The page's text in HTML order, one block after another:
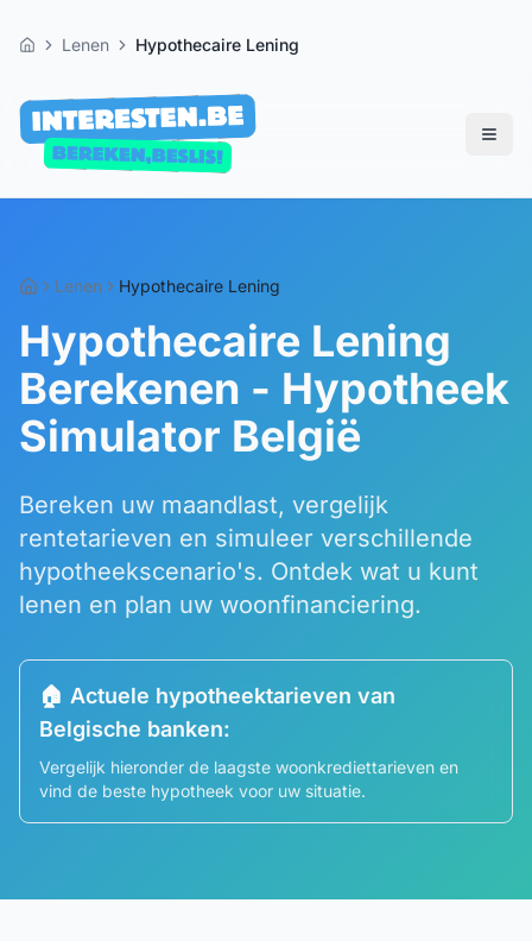
Home Lenen Hypothecaire Lening
Lenen Hypothecaire Lening
Hypothecaire Lening
Berekenen - Hypotheek
Simulator België
Bereken uw maandlast, vergelijk
rentetarieven en simuleer verschillende
hypotheekscenario's. Ontdek wat u kunt
lenen en plan uw woonfinanciering.
🏠 Actuele hypotheektarieven van
Belgische banken:
Vergelijk hieronder de laagste woonkrediettarieven en
vind de beste hypotheek voor uw situatie.